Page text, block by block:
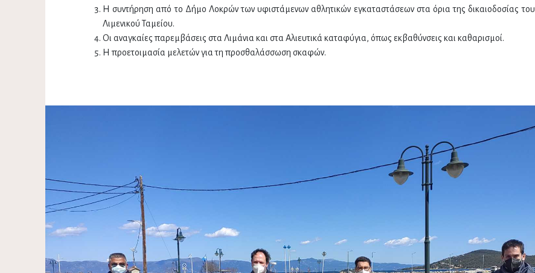
Η συντήρηση από το Δήμο Λοκρών των υφιστάμενων αθλητικών εγκαταστάσεων στα όρια της δικαιοδοσίας του
Λιμενικού Ταμείου.
Οι αναγκαίες παρεμβάσεις στα Λιμάνια και στα Αλιευτικά καταφύγια, όπως εκβαθύνσεις και καθαρισμοί.
Η προετοιμασία μελετών για τη προσθαλάσσωση σκαφών.